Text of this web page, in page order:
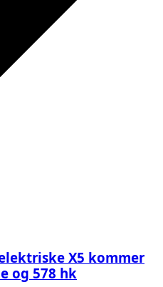
X5 kommer
og 578 hk